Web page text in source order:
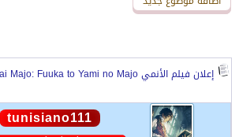
إعلان فيلم الأنمي Rakudai Majo: Fuuka to Yami no Majo
tunisiano111